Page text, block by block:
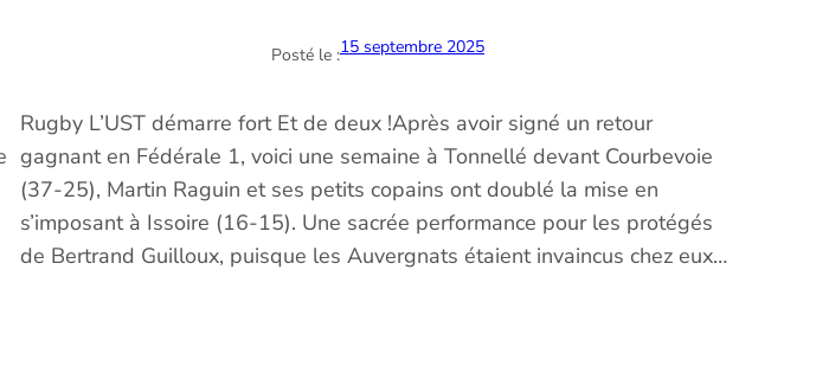
Posté le :15 septembre 2025
Rugby L’UST démarre fort Et de deux !Après avoir signé un retour
gagnant en Fédérale 1, voici une semaine à Tonnellé devant Courbevoie
(37-25), Martin Raguin et ses petits copains ont doublé la mise en
s’imposant à Issoire (16-15). Une sacrée performance pour les protégés
de Bertrand Guilloux, puisque les Auvergnats étaient invaincus chez eux…